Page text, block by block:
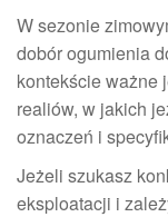
W sezonie
dobór ogumienia
kontekście ważne
realiów, w jakich
oznaczeń i
Jeżeli szukasz
eksploatacji i